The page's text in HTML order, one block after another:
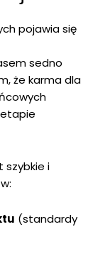
pojawia się
sedno
że karma dla
szybkie i
(standardy